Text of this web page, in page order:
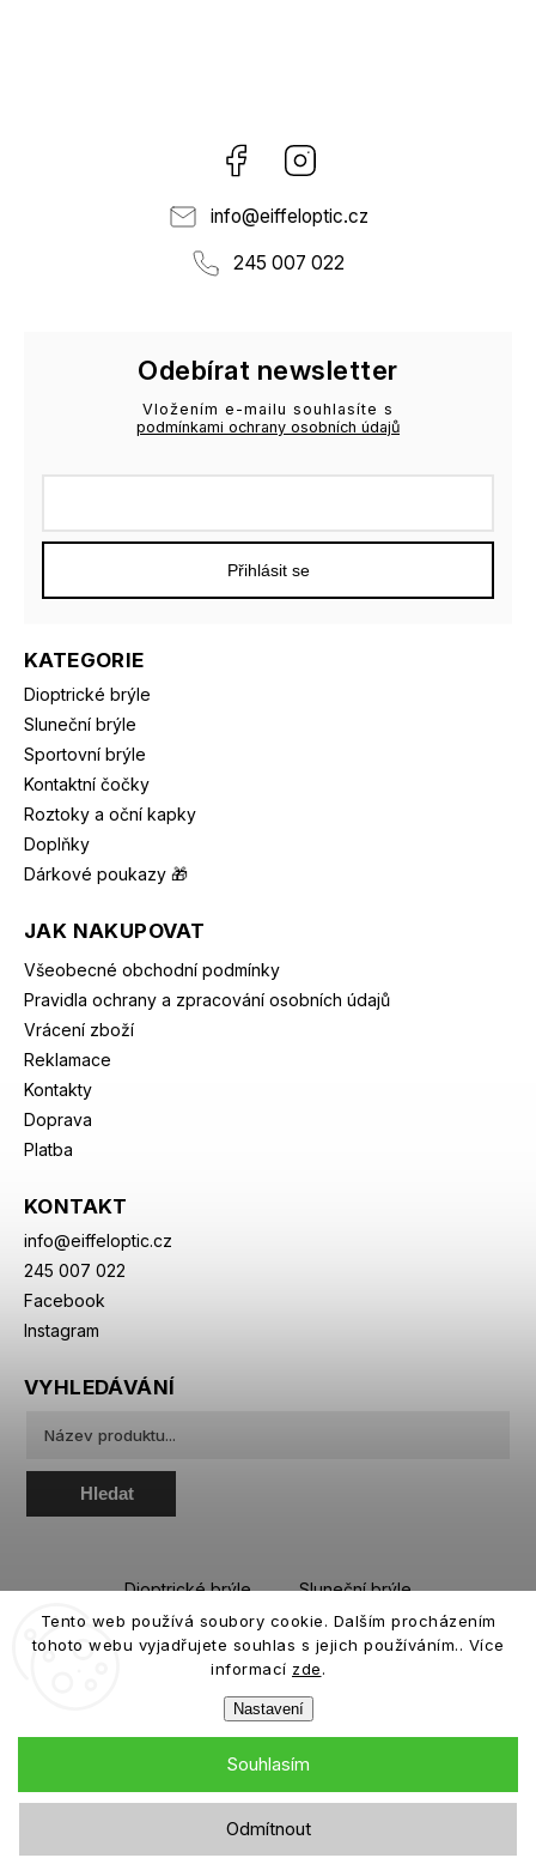
Tento web používá soubory cookie. Dalším procházením
tohoto webu vyjadřujete souhlas s jejich používáním.. Více
informací zde.
Nastavení
Odmítnout
Souhlasím
Facebook
info@eiffeloptic.cz
245 007 022
KATEGORIE
Dioptrické brýle
Sluneční brýle
Sportovní brýle
Kontaktní čočky
Roztoky a oční kapky
Doplňky
Dárkové poukazy 🎁
JAK NAKUPOVAT
Všeobecné obchodní podmínky
Pravidla ochrany a zpracování osobních údajů
Vrácení zboží
Reklamace
Kontakty
Doprava
Platba
KONTAKT
info@eiffeloptic.cz
245 007 022
Facebook
Instagram
Odebírat newsletter
Vložením e-mailu souhlasíte s
podmínkami ochrany osobních údajů
Přihlásit se
VYHLEDÁVÁNÍ
Hledat
Dioptrické brýle
Sluneční brýle
Sportovní brýle
Kontaktní čočky
Roztoky a oční kapky
Copyright 2026eiffeloptic.cz. Všechna práva vyhrazena.